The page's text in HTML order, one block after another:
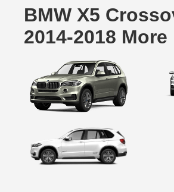
BMW X5
2014-2018 More